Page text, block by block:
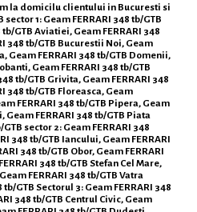
la domicilu clientului in Bucuresti si
sector 1: Geam FERRARI 348 tb/GTB
GTB Aviatiei, Geam FERRARI 348
348 tb/GTB Bucurestii Noi, Geam
Geam FERRARI 348 tb/GTB Domenii,
Geam FERRARI 348 tb/GTB
tb/GTB Grivita, Geam FERRARI 348
348 tb/GTB Floreasca, Geam
FERRARI 348 tb/GTB Pipera, Geam
Geam FERRARI 348 tb/GTB Piata
sector 2: Geam FERRARI 348
348 tb/GTB Iancului, Geam FERRARI
348 tb/GTB Obor, Geam FERRARI
348 tb/GTB Stefan Cel Mare,
FERRARI 348 tb/GTB Vatra
GTB Sectorul 3: Geam FERRARI 348
348 tb/GTB Centrul Civic, Geam